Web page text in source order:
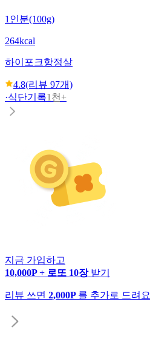
1인분(100g)
264kcal
하이포크항정살
4.8(리뷰 97개)
·식단기록1천+
지금 가입하고
10,000P + 로또 10장 받기
리뷰 쓰면 2,000P 를 추가로 드려요